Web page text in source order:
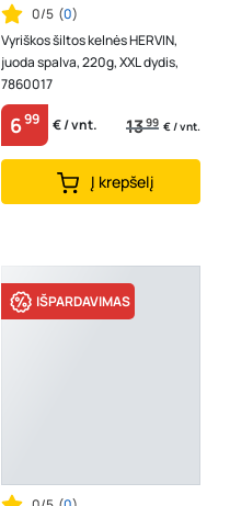
0/5 (0)
Vyriškos šiltos kelnės HERVIN,
juoda spalva, 220g, XXL dydis,
7860017
699 € / vnt. 1399 € / vnt.
Į krepšelį
IŠPARDAVIMAS